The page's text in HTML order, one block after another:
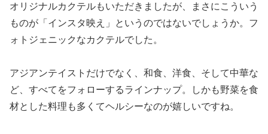
オリジナルカクテルもいただきましたが、まさにこういう
ものが「インスタ映え」というのではないでしょうか。フ
ォトジェニックなカクテルでした。
アジアンテイストだけでなく、和食、洋食、そして中華な
ど、すべてをフォローするラインナップ。しかも野菜を食
材とした料理も多くてヘルシーなのが嬉しいですね。